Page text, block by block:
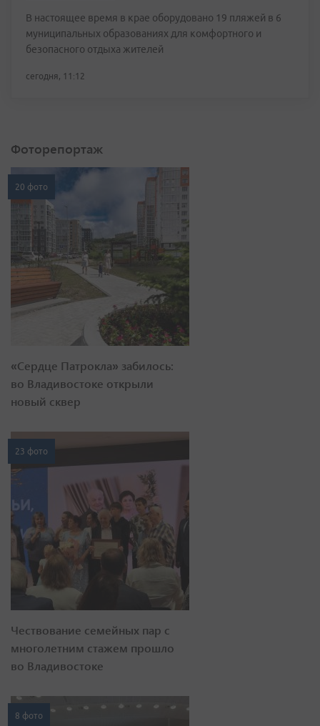
В настоящее время в крае оборудовано 19 пляжей в 6
муниципальных образованиях для комфортного и
безопасного отдыха жителей
сегодня, 11:12
Фоторепортаж
20 фото
«Сердце Патрокла» забилось:
во Владивостоке открыли
новый сквер
23 фото
Чествование семейных пар с
многолетним стажем прошло
во Владивостоке
8 фото